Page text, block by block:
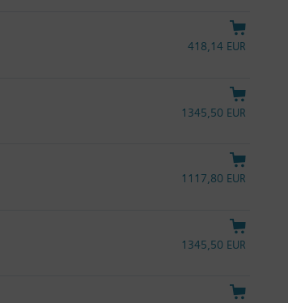
418,14 EUR
1345,50 EUR
1117,80 EUR
1345,50 EUR